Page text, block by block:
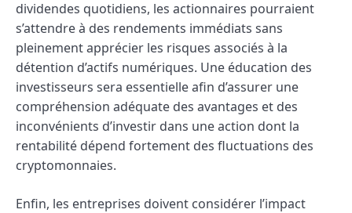
dividendes quotidiens, les actionnaires pourraient
s’attendre à des rendements immédiats sans
pleinement apprécier les risques associés à la
détention d’actifs numériques. Une éducation des
investisseurs sera essentielle afin d’assurer une
compréhension adéquate des avantages et des
inconvénients d’investir dans une action dont la
rentabilité dépend fortement des fluctuations des
cryptomonnaies.
Enfin, les entreprises doivent considérer l’impact